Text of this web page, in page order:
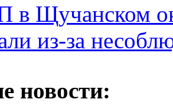
в Щучанском
из-за
новости: